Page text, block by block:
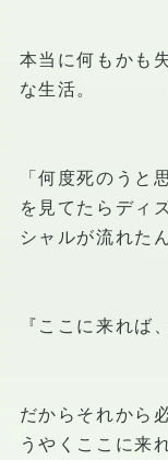
本当に何もかも
な生活。
「何度死のうと
を見てたらディ
シャルが流れた
『ここに来れば
だからそれから
うやくここに来